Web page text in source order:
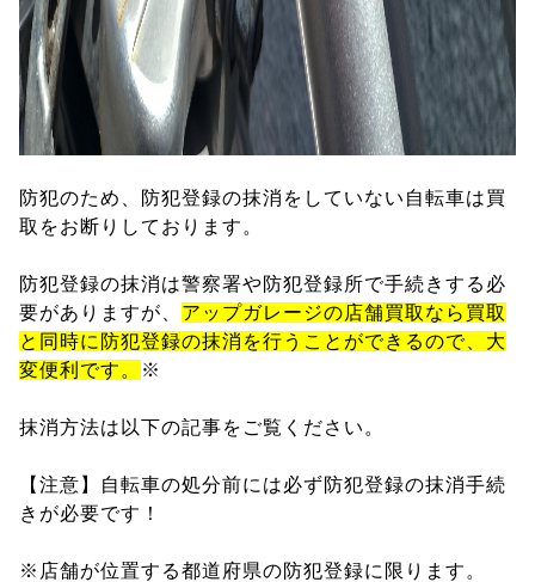
防犯のため、防犯登録の抹消をしていない自転車は買
取をお断りしております。
防犯登録の抹消は警察署や防犯登録所で手続きする必
要がありますが、 アップガレージの店舗買取なら買取
と同時に防犯登録の抹消を行うことができるので、大
変便利です。
※
抹消方法は以下の記事をご覧ください。
【注意】自転車の処分前には必ず防犯登録の抹消手続
きが必要です！
※店舗が位置する都道府県の防犯登録に限ります。